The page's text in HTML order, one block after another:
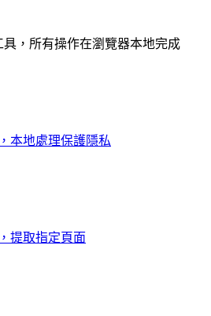
，所有操作在瀏覽器本地完成
本地處理保護隱私
提取指定頁面